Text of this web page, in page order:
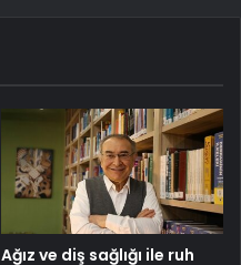
Ağız ve diş sağlığı ile ruh